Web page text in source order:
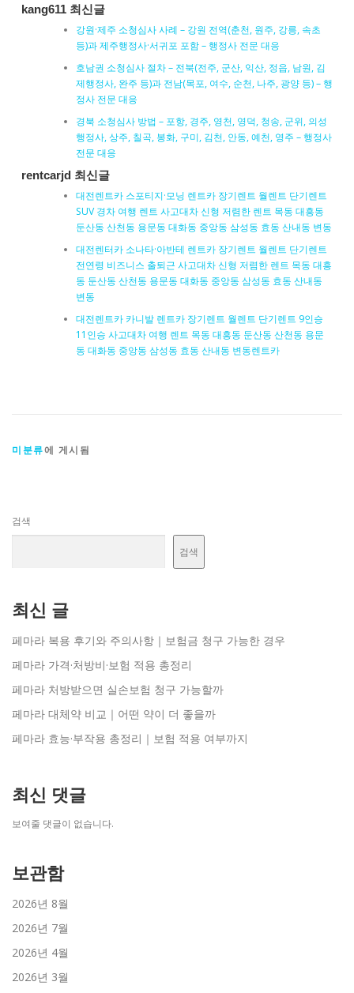
kang611 최신글
강원·제주 소청심사 사례 – 강원 전역(춘천, 원주, 강릉, 속초
등)과 제주행정사·서귀포 포함 – 행정사 전문 대응
호남권 소청심사 절차 – 전북(전주, 군산, 익산, 정읍, 남원, 김
제행정사, 완주 등)과 전남(목포, 여수, 순천, 나주, 광양 등) – 행
정사 전문 대응
경북 소청심사 방법 – 포항, 경주, 영천, 영덕, 청송, 군위, 의성
행정사, 상주, 칠곡, 봉화, 구미, 김천, 안동, 예천, 영주 – 행정사
전문 대응
rentcarjd 최신글
대전렌트카 스포티지·모닝 렌트카 장기렌트 월렌트 단기렌트
SUV 경차 여행 렌트 사고대차 신형 저렴한 렌트 목동 대흥동
둔산동 산천동 용문동 대화동 중앙동 삼성동 효동 산내동 변동
대전렌터카 소나타·아반테 렌트카 장기렌트 월렌트 단기렌트
전연령 비즈니스 출퇴근 사고대차 신형 저렴한 렌트 목동 대흥
동 둔산동 산천동 용문동 대화동 중앙동 삼성동 효동 산내동
변동
대전렌트카 카니발 렌트카 장기렌트 월렌트 단기렌트 9인승
11인승 사고대차 여행 렌트 목동 대흥동 둔산동 산천동 용문
동 대화동 중앙동 삼성동 효동 산내동 변동렌트카
미분류에 게시됨
검색
검색
최신 글
페마라 복용 후기와 주의사항｜보험금 청구 가능한 경우
페마라 가격·처방비·보험 적용 총정리
페마라 처방받으면 실손보험 청구 가능할까
페마라 대체약 비교｜어떤 약이 더 좋을까
페마라 효능·부작용 총정리｜보험 적용 여부까지
최신 댓글
보여줄 댓글이 없습니다.
보관함
2026년 8월
2026년 7월
2026년 4월
2026년 3월